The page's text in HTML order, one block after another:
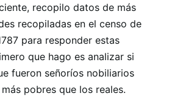
recopilo datos de más
recopiladas en el censo de
para responder estas
que hago es analizar si
fueron señoríos nobiliarios
pobres que los reales.